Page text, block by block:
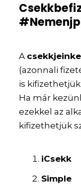
A
(azonnali
is kifizethetjük
Ha már
ezekkel az
kifizethetjük
iCsekk
Simple